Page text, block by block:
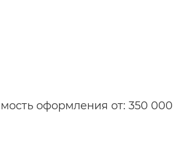
оформления от: 350 000